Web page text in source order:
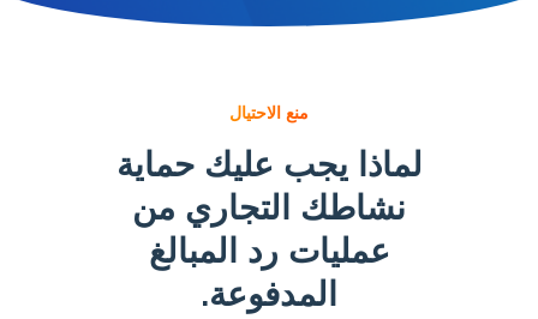
منع الاحتيال
لماذا يجب عليك حماية
نشاطك التجاري من
عمليات رد المبالغ
المدفوعة.